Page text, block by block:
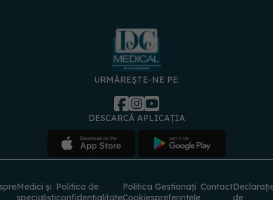
URMĂREȘTE-NE PE:
DESCARCĂ APLICAȚIA
Medici și
specialiști
Politica de
confidențialitate
Politica
Cookies
Gestionați
preferințele
Contact
de